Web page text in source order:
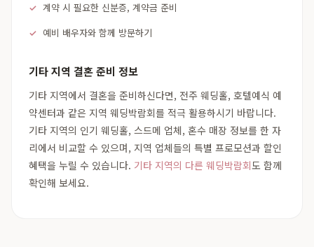
계약 시 필요한 신분증, 계약금 준비
예비 배우자와 함께 방문하기
기타 지역 결혼 준비 정보
기타 지역에서 결혼을 준비하신다면, 전주 웨딩홀, 호텔예식 예
약센터과 같은 지역 웨딩박람회를 적극 활용하시기 바랍니다.
기타 지역의 인기 웨딩홀, 스드메 업체, 혼수 매장 정보를 한 자
리에서 비교할 수 있으며, 지역 업체들의 특별 프로모션과 할인
혜택을 누릴 수 있습니다. 기타 지역의 다른 웨딩박람회도 함께
확인해 보세요.